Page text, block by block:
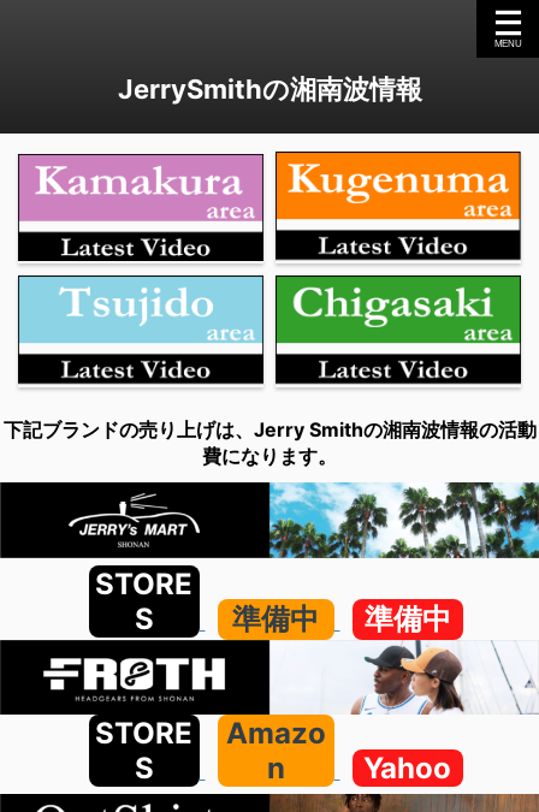
JerrySmithの湘南波情報
下記ブランドの売り上げは、Jerry Smithの湘南波情報の活動
費になります。
STORE
S
準備中 準備中
STORE
S
Amazo
n
Yahoo